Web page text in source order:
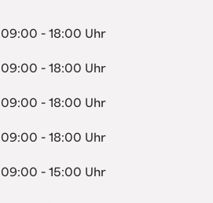
09:00 - 18:00 Uhr
09:00 - 18:00 Uhr
09:00 - 18:00 Uhr
09:00 - 18:00 Uhr
09:00 - 15:00 Uhr